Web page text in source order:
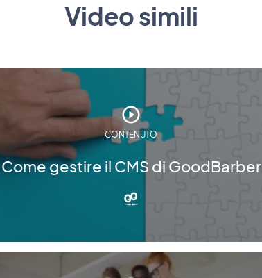
Video simili
CONTENUTO
Come gestire il CMS di GoodBarber